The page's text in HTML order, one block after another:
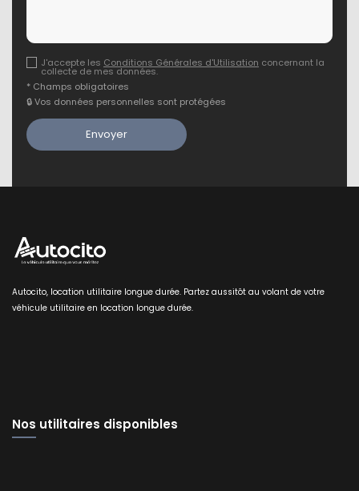
J'accepte les Conditions Générales d'Utilisation concernant la
collecte de mes données.
* Champs obligatoires
🔒 Vos données personnelles sont protégées
Autocito, location utilitaire longue durée. Partez aussitôt au volant de votre
véhicule utilitaire en location longue durée.
Nos utilitaires disponibles